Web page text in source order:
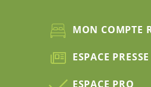
MON COMPTE
ESPACE PRESSE
ESPACE PRO